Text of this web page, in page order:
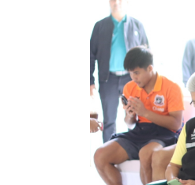
สรุปผลการประเมินความ
ระบบสืบค้นข้อมูล ปร
Document
คลินิกเซ็นเตอร์